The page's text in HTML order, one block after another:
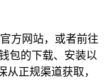
方网站，或者前往
包的下载、安装以
从正规渠道获取，